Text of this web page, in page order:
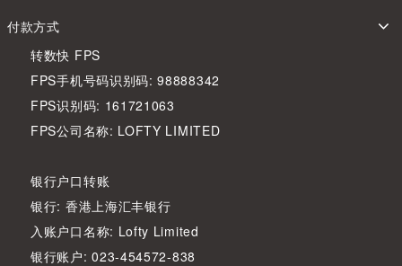
付款方式
转数快 FPS
FPS手机号码识别码: 98888342
FPS识别码: 161721063
FPS公司名称: LOFTY LIMITED
银行户口转账
银行: 香港上海汇丰银行
入账户口名称: Lofty Limited
银行账户: 023-454572-838